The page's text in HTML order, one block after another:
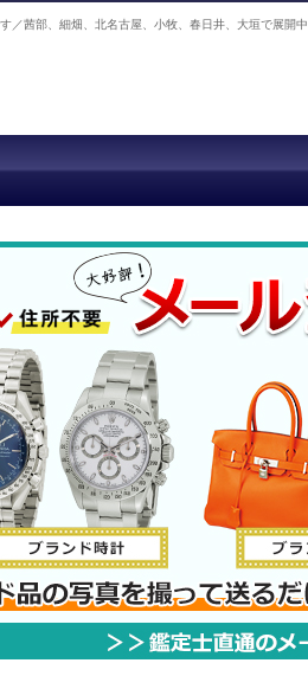
／茜部、細畑、北名古屋、小牧、春日井、大垣で展開中